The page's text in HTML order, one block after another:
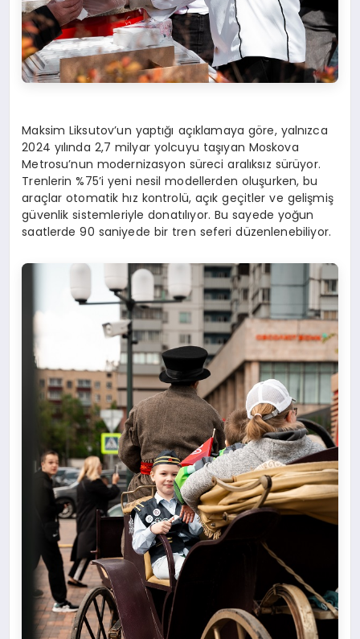
Maksim Liksutov’un yaptığı açıklamaya göre, yalnızca
2024 yılında 2,7 milyar yolcuyu taşıyan Moskova
Metrosu’nun modernizasyon süreci aralıksız sürüyor.
Trenlerin %75’i yeni nesil modellerden oluşurken, bu
araçlar otomatik hız kontrolü, açık geçitler ve gelişmiş
güvenlik sistemleriyle donatılıyor. Bu sayede yoğun
saatlerde 90 saniyede bir tren seferi düzenlenebiliyor.